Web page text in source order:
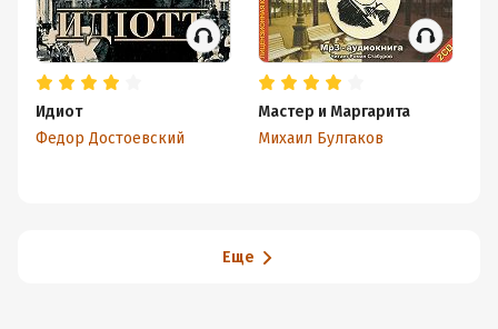
Идиот
Федор Достоевский
Мастер и Маргарита
Михаил Булгаков
Еще